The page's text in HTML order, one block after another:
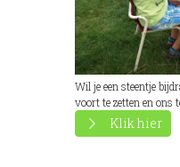
Wil je een steentje
voort te zetten en ons
Klik hier